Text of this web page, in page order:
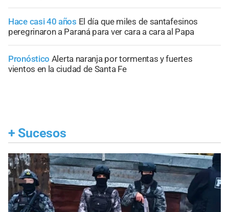
Hace casi 40 años El día que miles de santafesinos
peregrinaron a Paraná para ver cara a cara al Papa
Pronóstico Alerta naranja por tormentas y fuertes
vientos en la ciudad de Santa Fe
+ Sucesos